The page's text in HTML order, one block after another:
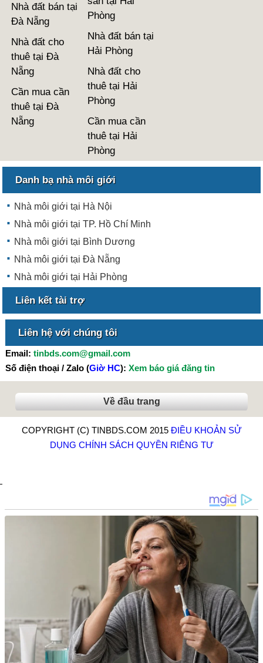
Nhà đất bán tại
Đà Nẵng
Nhà đất cho
thuê tại Đà
Nẵng
Cần mua cần
thuê tại Đà
Nẵng
Phòng
Nhà đất bán tại
Hải Phòng
Nhà đất cho
thuê tại Hải
Phòng
Cần mua cần
thuê tại Hải
Phòng
Danh bạ nhà môi giới
Nhà môi giới tại Hà Nội
Nhà môi giới tại TP. Hồ Chí Minh
Nhà môi giới tại Bình Dương
Nhà môi giới tại Đà Nẵng
Nhà môi giới tại Hải Phòng
Liên kết tài trợ
Liên hệ với chúng tôi
Email: tinbds.com@gmail.com
Số điện thoại / Zalo (Giờ HC): Xem báo giá đăng tin
Về đầu trang
COPYRIGHT (C) TINBDS.COM 2015 ĐIỀU KHOẢN SỬ
DỤNG CHÍNH SÁCH QUYỀN RIÊNG TƯ